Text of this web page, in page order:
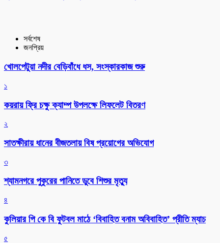
সর্বশেষ
জনপ্রিয়
খোলপেটুয়া নদীর বেড়িবাঁধে ধস, সংস্কারকাজ শুরু
১
কয়রায় ফ্রি চক্ষু ক্যাম্প উপলক্ষে লিফলেট বিতরণ
২
সাতক্ষীরায় ধানের বীজতলায় বিষ প্রয়োগের অভিযোগ
৩
শ্যামনগরে পুকুরের পানিতে ডুবে শিশুর মৃত্যু
৪
কুলিয়ার পি কে বি ফুটবল মাঠে ‘বিবাহিত বনাম অবিবাহিত’ প্রীতি ম্যাচ
৫